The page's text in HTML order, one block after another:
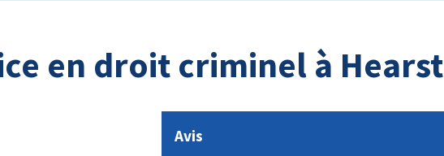
en droit criminel à Hearst
Avis